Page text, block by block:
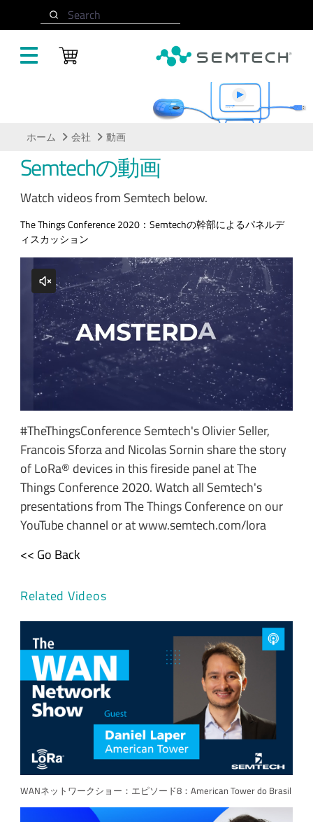
Search
ホーム 会社 動画
Semtechの動画
Watch videos from Semtech below.
The Things Conference 2020：Semtechの幹部によるパネルデ
ィスカッション
#TheThingsConference Semtech's Olivier Seller,
Francois Sforza and Nicolas Sornin share the story
of LoRa® devices in this fireside panel at The
Things Conference 2020. Watch all Semtech's
presentations from The Things Conference on our
YouTube channel or at www.semtech.com/lora
<< Go Back
Related Videos
WANネットワークショー：エピソード8：American Tower do Brasil